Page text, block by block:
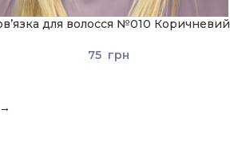
для волосся №010 Коричневий
75 грн
→